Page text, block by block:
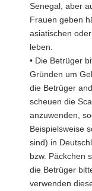
Senegal, aber
Frauen geben
asiatischen
leben.
• Die Betrüger
Gründen um
die Betrüger
scheuen die
anzuwenden,
Beispielsweise
sind) in
bzw. Päckchen
die Betrüger
verwenden